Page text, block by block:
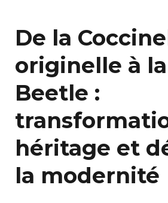
De la
originelle à
Beetle :
héritage et
la modernité